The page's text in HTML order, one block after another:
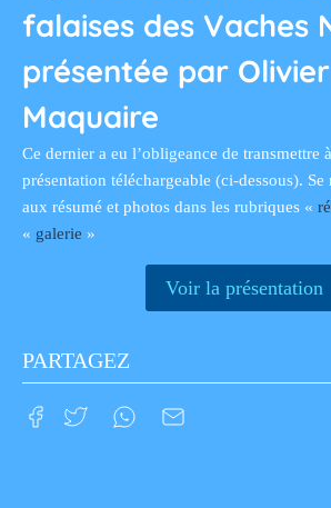
falaises des Vaches
présentée par Olivier
Maquaire
Ce dernier a eu l’obligeance de transmettre
présentation téléchargeable (ci-dessous).
aux résumé et photos dans les rubriques «
« galerie »
Voir la présentation
PARTAGEZ